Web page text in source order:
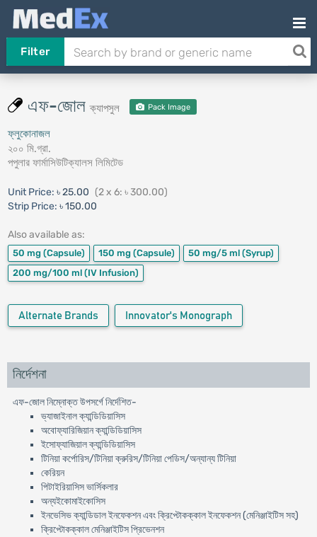
Filter
এফ-জোলক্যাপসুল Pack Image
ফ্লুকোনাজল
২০০ মি.গ্রা.
পপুলার ফার্মাসিউটিক্যালস লিমিটেড
Unit Price: ৳ 25.00 (2 x 6: ৳ 300.00)
Strip Price: ৳ 150.00
Also available as:
50 mg (Capsule) 150 mg (Capsule) 50 mg/5 ml (Syrup)
200 mg/100 ml (IV Infusion)
Alternate Brands Innovator's Monograph
নির্দেশনা
এফ-জোল নিম্নোক্ত উপসর্গে নির্দেশিত-
ভ্যাজাইনাল ক্যান্ডিডিয়াসিস
অবোফ্যারিজিয়ান ক্যান্ডিডিয়াসিস
ইসোফ্যাজিয়াল ক্যান্ডিডিয়াসিস
টিনিয়া কর্পোরিস/টিনিয়া ক্রুরিস/টিনিয়া পেডিস/অন্যান্য টিনিয়া
কেরিয়ন
পিটাইরিয়াসিস ভার্সিকলার
অন্যইকোমাইকোসিস
ইনভেসিভ ক্যান্ডিডাল ইনফেকশন এবং ক্রিপ্টোকক্কাল ইনফেকশন (মেনিঞ্জাইটিস সহ)
ক্রিপ্টোকক্কাল মেনিঞ্জাইটিস প্রিভেনশন